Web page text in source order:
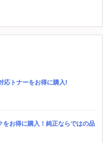
応トナーをお得に購入!
お得に購入！純正ならではの品